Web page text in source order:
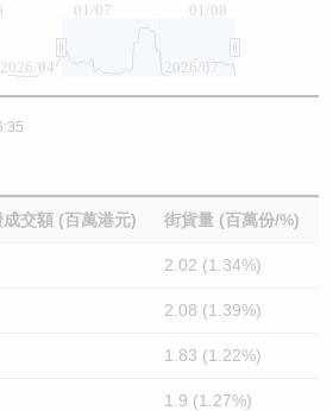
01/07 01/08
2026/04 2026/07
交額 (百萬港元) 街貨量 (百萬份/%)
2.02 (1.34%)
2.08 (1.39%)
1.83 (1.22%)
1.9 (1.27%)